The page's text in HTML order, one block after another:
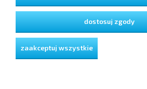
GWARANCJA I ZWROTY
O FIRMIE
dostosuj zgody
zaakceptuj wszystkie